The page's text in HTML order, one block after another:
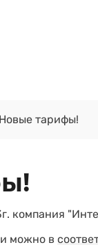
Новые тарифы!
компания
можно в